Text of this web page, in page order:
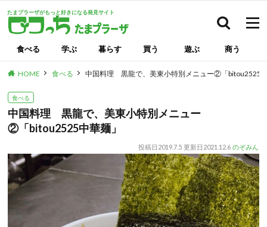
たまプラーザがもっと好きになる発見サイト
食べる 学ぶ 暮らす 買う 遊ぶ 商う
HOME 食べる 中国料理 黒龍で、美東小特別メニュー②「bitou2525
食べる
中国料理 黒龍で、美東小特別メニュー
②「bitou2525中華麺」
投稿日 2019.7.5 更新日 2021.12.6 のぞみん